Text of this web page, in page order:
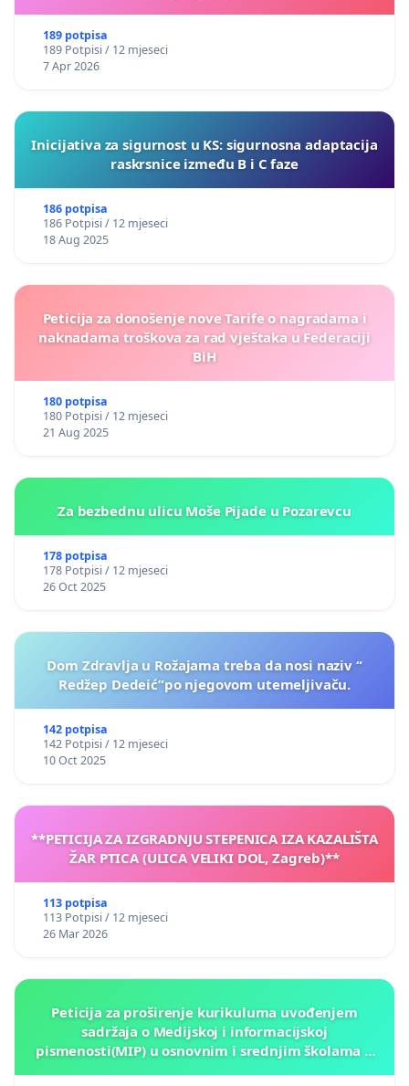
189 potpisa
189 Potpisi / 12 mjeseci
7 Apr 2026
Inicijativa za sigurnost u KS: sigurnosna adaptacija
raskrsnice između B i C faze
186 potpisa
186 Potpisi / 12 mjeseci
18 Aug 2025
Peticija za donošenje nove Tarife o nagradama i
naknadama troškova za rad vještaka u Federaciji
BiH
180 potpisa
180 Potpisi / 12 mjeseci
21 Aug 2025
Za bezbednu ulicu Moše Pijade u Pozarevcu
178 potpisa
178 Potpisi / 12 mjeseci
26 Oct 2025
Dom Zdravlja u Rožajama treba da nosi naziv “
Redžep Dedeić”po njegovom utemeljivaču.
142 potpisa
142 Potpisi / 12 mjeseci
10 Oct 2025
**PETICIJA ZA IZGRADNJU STEPENICA IZA KAZALIŠTA
ŽAR PTICA (ULICA VELIKI DOL, Zagreb)**
113 potpisa
113 Potpisi / 12 mjeseci
26 Mar 2026
Peticija za proširenje kurikuluma uvođenjem
sadržaja o Medijskoj i informacijskoj
pismenosti(MIP) u osnovnim i srednjim školama u